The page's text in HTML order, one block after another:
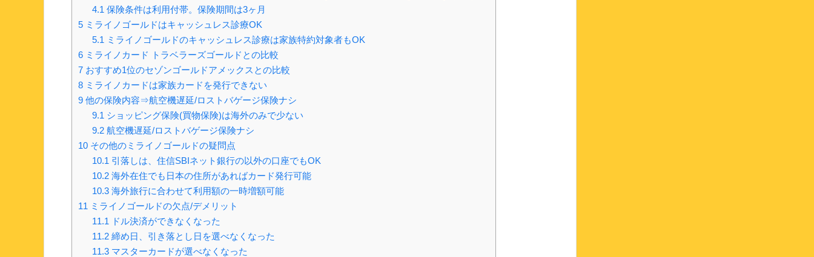
4.1 保険条件は利用付帯。保険期間は3ヶ月
5 ミライノゴールドはキャッシュレス診療OK
5.1 ミライノゴールドのキャッシュレス診療は家族特約対象者もOK
6 ミライノカード トラベラーズゴールドとの比較
7 おすすめ1位のセゾンゴールドアメックスとの比較
8 ミライノカードは家族カードを発行できない
9 他の保険内容⇒航空機遅延/ロストバゲージ保険ナシ
9.1 ショッピング保険(買物保険)は海外のみで少ない
9.2航空機遅延/ロストバゲージ保険ナシ
10 その他のミライノゴールドの疑問点
10.1 引落しは、住信SBIネット銀行の以外の口座でもOK
10.2海外在住でも日本の住所があればカード発行可能
10.3海外旅行に合わせて利用額の一時増額可能
11 ミライノゴールドの欠点/デメリット
11.1 ドル決済ができなくなった
11.2締め日、引き落とし日を選べなくなった
11.3マスターカードが選べなくなった